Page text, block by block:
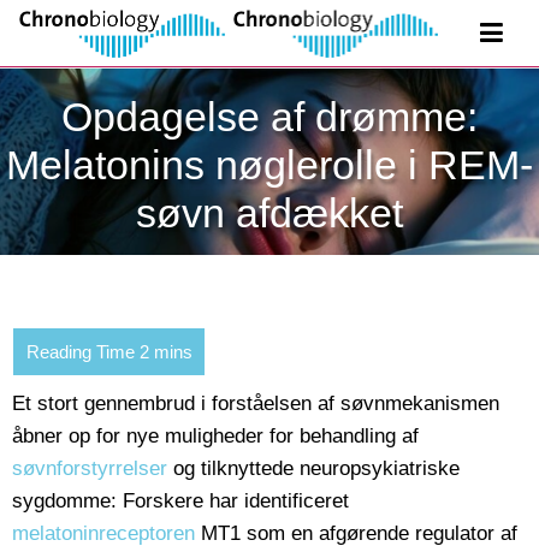
Opdagelse af drømme:
Melatonins nøglerolle i REM-
søvn afdækket
Et stort gennembrud i forståelsen af søvnmekanismen
åbner op for nye muligheder for behandling af
søvnforstyrrelser og tilknyttede neuropsykiatriske
sygdomme: Forskere har identificeret
melatoninreceptoren MT1 som en afgørende regulator af